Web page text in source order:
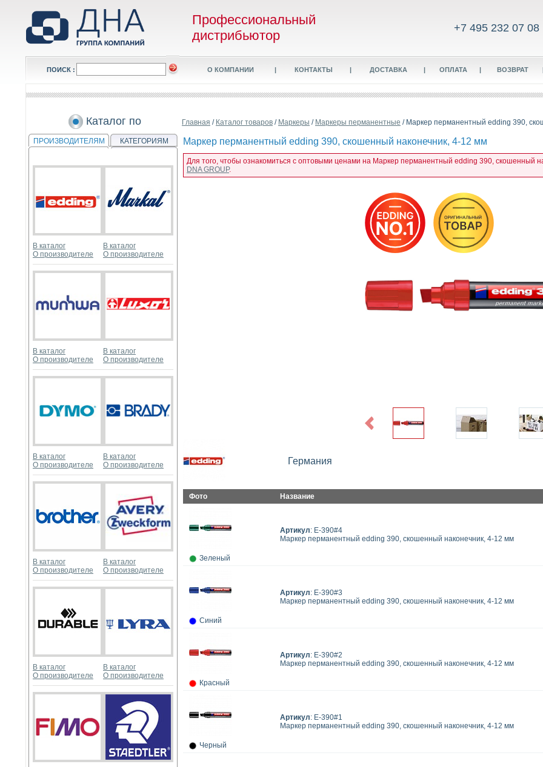
Профессиональный
дистрибьютор
+7 495 232 07 08
ПОИСК : О КОМПАНИИ | КОНТАКТЫ | ДОСТАВКА | ОПЛАТА | ВОЗВРАТ
Каталог по
ПРОИЗВОДИТЕЛЯМ КАТЕГОРИЯМ
В каталог
О производителе
В каталог
О производителе
В каталог
О производителе
В каталог
О производителе
В каталог
О производителе
В каталог
О производителе
В каталог
О производителе
В каталог
О производителе
В каталог
О производителе
В каталог
О производителе
Главная / Каталог товаров / Маркеры / Маркеры перманентные / Маркер перманентный edding 390,
Маркер перманентный edding 390, скошенный наконечник, 4-12 мм
Для того, чтобы ознакомиться с оптовыми ценами на Маркер перманентный edding 390, скошенный
DNA GROUP.
Previous
Германия
Фото Название
Зеленый
Артикул: E-390#4
Маркер перманентный edding 390, скошенный наконечник, 4-12 мм
Синий
Артикул: E-390#3
Маркер перманентный edding 390, скошенный наконечник, 4-12 мм
Красный
Артикул: E-390#2
Маркер перманентный edding 390, скошенный наконечник, 4-12 мм
Черный
Артикул: E-390#1
Маркер перманентный edding 390, скошенный наконечник, 4-12 мм